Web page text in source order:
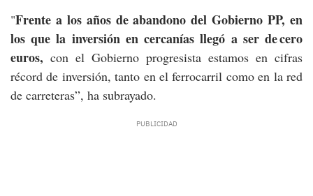
"Frente a los años de abandono del Gobierno PP, en
los que la inversión en cercanías llegó a ser decero
euros, con el Gobierno progresista estamos en cifras
récord de inversión, tanto en el ferrocarril como en la red
de carreteras”, ha subrayado.